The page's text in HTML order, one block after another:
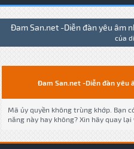
Đam San.net -Diễn đàn yêu âm
của
Đam San.net -Diễn đàn yêu
Mã ủy quyền không trùng khớp. Bạn
năng này hay không? Xin hãy quay lại